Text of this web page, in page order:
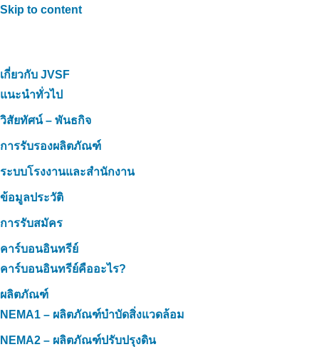
Skip to content
เกี่ยวกับ JVSF
แนะนำทั่วไป
วิสัยทัศน์ – พันธกิจ
การรับรองผลิตภัณฑ์
ระบบโรงงานและสำนักงาน
ข้อมูลประวัติ
การรับสมัคร
คาร์บอนอินทรีย์
คาร์บอนอินทรีย์คืออะไร?
ผลิตภัณฑ์
NEMA1 – ผลิตภัณฑ์บำบัดสิ่งแวดล้อม
NEMA2 – ผลิตภัณฑ์ปรับปรุงดิน